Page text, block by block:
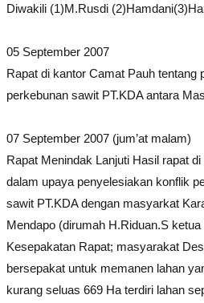
Diwakili (1)M.Rusdi
05 September 2007
Rapat di kantor Camat Pauh tentang
perkebunan sawit PT.KDA antara
07 September 2007 (jum’at malam)
Rapat Menindak Lanjuti Hasil rapat
dalam upaya penyelesiakan konflik
sawit PT.KDA dengan masyarkat
Mendapo (dirumah H.Riduan.S
Kesepakatan Rapat; masyarakat
bersepakat untuk memanen lahan
kurang seluas 669 Ha terdiri lahan